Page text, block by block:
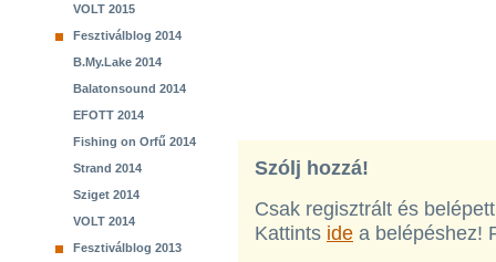
VOLT 2015
Fesztiválblog 2014
B.My.Lake 2014
Balatonsound 2014
EFOTT 2014
Fishing on Orfű 2014
Strand 2014
Sziget 2014
VOLT 2014
Fesztiválblog 2013
Szólj hozzá!
Csak regisztrált és
Kattints ide a belépéshez!